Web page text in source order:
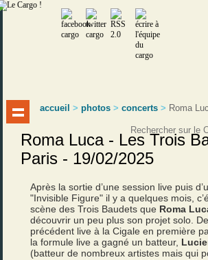
accueil >photos >concerts > Roma
Roma Luca - Les Trois
Paris - 19/02/2025
Après la sortie d’une session live puis
"Invisible Figure" il y a quelques mois,
scène des Trois Baudets que Roma
découvrir un peu plus son projet solo.
précédent live à la Cigale en première
la formule live a gagné un batteur,
(batteur de nombreux artistes mais qui